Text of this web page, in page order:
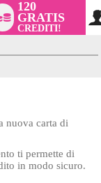
120
GRATIS
CREDITI!
nuova carta di
ti permette di
in modo sicuro.